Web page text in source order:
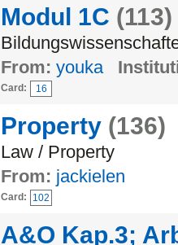
Modul 1C (113)
From: youka
Card: 16
Property (136)
Law / Property
From: jackielen
Card: 102
A&O Kap.3;